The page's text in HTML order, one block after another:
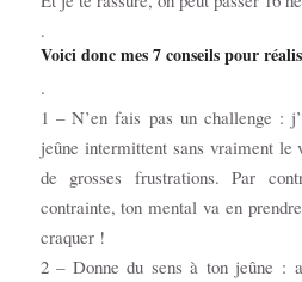
.
Voici donc mes 7 conseils pour
.
1 – N’en fais pas un challenge :
jeûne intermittent sans vraiment le
de grosses frustrations. Par
contrainte, ton mental va en
craquer !
2 – Donne du sens à ton jeûne :